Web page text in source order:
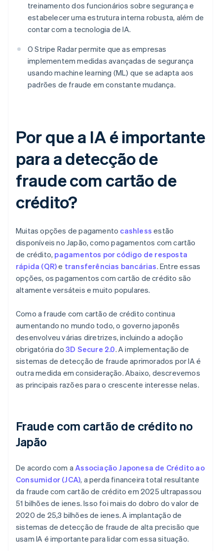
treinamento dos funcionários sobre segurança e
estabelecer uma estrutura interna robusta, além de
contar com a tecnologia de IA.
O Stripe Radar permite que as empresas
implementem medidas avançadas de segurança
usando machine learning (ML) que se adapta aos
padrões de fraude em constante mudança.
Por que a IA é importante
para a detecção de
fraude com cartão de
crédito?
Muitas opções de pagamento cashless estão
disponíveis no Japão, como pagamentos com cartão
de crédito, pagamentos por código de resposta
rápida (QR)e transferências bancárias. Entre essas
opções, os pagamentos com cartão de crédito são
altamente versáteis e muito populares.
Como a fraude com cartão de crédito continua
aumentando no mundo todo, o governo japonês
desenvolveu várias diretrizes, incluindo a adoção
obrigatória do 3D Secure 2.0. A implementação de
sistemas de detecção de fraude aprimorados por IA é
outra medida em consideração. Abaixo, descrevemos
as principais razões para o crescente interesse nelas.
Fraude com cartão de crédito no
Japão
De acordo com aAssociação Japonesa de Crédito ao
Consumidor (JCA), a perda financeira total resultante
da fraude com cartão de crédito em 2025 ultrapassou
51 bilhões de ienes. Isso foi mais do dobro do valor de
2020 de 25,3 bilhões de ienes. A implantação de
sistemas de detecção de fraude de alta precisão que
usam IA é importante para lidar com essa situação.